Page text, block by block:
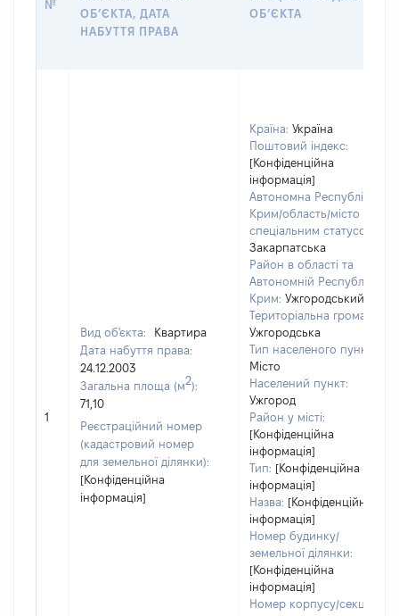
№
ОБʼЄКТА, ДАТА
НАБУТТЯ ПРАВА
ОБʼЄКТА
1
Вид об'єкта:
Квартира
Дата набуття права:
24.12.2003
Загальна площа (м2):
71,10
Реєстраційний номер
(кадастровий номер
для земельної ділянки):
[Конфіденційна
інформація]
Країна: Україна
Поштовий індекс:
[Конфіденційна
інформація]
Автономна Республіка
Крим/область/місто зі
спеціальним статусом:
Закарпатська
Район в області та
Автономній Республіці
Крим: Ужгородський
Територіальна громада:
Ужгородська
Тип населеного пункту:
Місто
Населений пункт:
Ужгород
Район у місті:
[Конфіденційна
інформація]
Тип: [Конфіденційна
інформація]
Назва: [Конфіденційна
інформація]
Номер будинку/
земельної ділянки:
[Конфіденційна
інформація]
Номер корпусу/секції/